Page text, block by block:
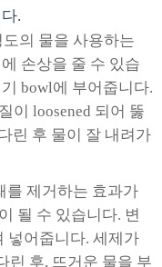
.
의 물을 사용하는
손상을 줄 수 있습
bowl에 부어줍니다.
이 loosened 되어 뚫
린 후 물이 잘 내려가
를 제거하는 효과가
될 수 있습니다. 변
넣어줍니다. 세제가
린 후, 뜨거운 물을 부